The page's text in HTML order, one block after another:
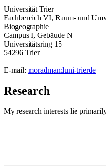
Universität Trier
Fachbereich VI, Raum- und
Biogeographie
Campus I, Gebäude N
Universitätsring 15
54296 Trier
E-mail: moradmanduni-trierde
Research
My research interests lie